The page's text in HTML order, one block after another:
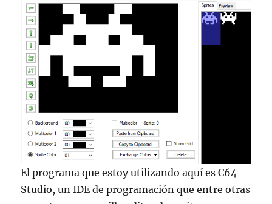
El programa que estoy utilizando aquí es C64
Studio, un IDE de programación que entre otras